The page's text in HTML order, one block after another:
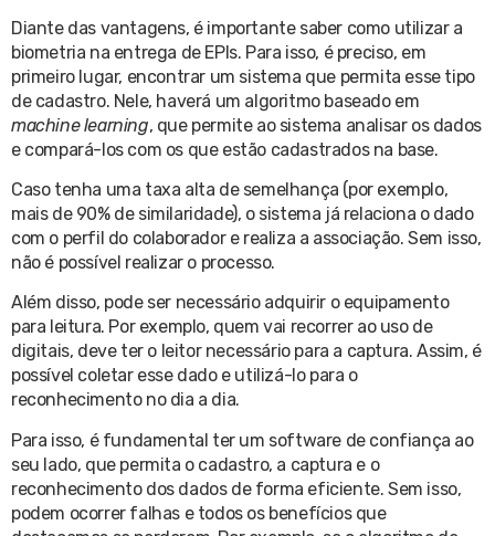
Diante das vantagens, é importante saber como utilizar a
biometria na entrega de EPIs. Para isso, é preciso, em
primeiro lugar, encontrar um sistema que permita esse tipo
de cadastro. Nele, haverá um algoritmo baseado em
machine learning, que permite ao sistema analisar os dados
e compará-los com os que estão cadastrados na base.
Caso tenha uma taxa alta de semelhança (por exemplo,
mais de 90% de similaridade), o sistema já relaciona o dado
com o perfil do colaborador e realiza a associação. Sem isso,
não é possível realizar o processo.
Além disso, pode ser necessário adquirir o equipamento
para leitura. Por exemplo, quem vai recorrer ao uso de
digitais, deve ter o leitor necessário para a captura. Assim, é
possível coletar esse dado e utilizá-lo para o
reconhecimento no dia a dia.
Para isso, é fundamental ter um software de confiança ao
seu lado, que permita o cadastro, a captura e o
reconhecimento dos dados de forma eficiente. Sem isso,
podem ocorrer falhas e todos os benefícios que